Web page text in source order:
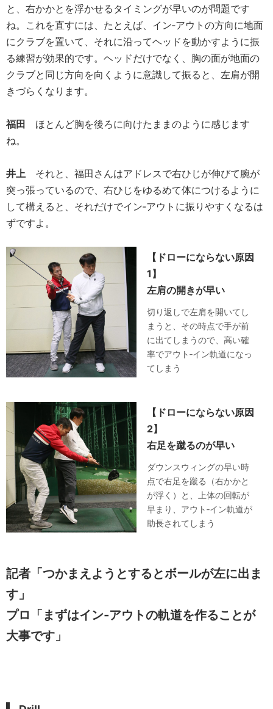
と、右かかとを浮かせるタイミングが早いのが問題です
ね。これを直すには、たとえば、イン‐アウトの方向に地面
にクラブを置いて、それに沿ってヘッドを動かすように振
る練習が効果的です。ヘッドだけでなく、胸の面が地面の
クラブと同じ方向を向くように意識して振ると、左肩が開
きづらくなります。
福田 ほとんど胸を後ろに向けたままのように感じます
ね。
井上 それと、福田さんはアドレスで右ひじが伸びて腕が
突っ張っているので、右ひじをゆるめて体につけるように
して構えると、それだけでイン‐アウトに振りやすくなるは
ずですよ。
【ドローにならない原因
1】
左肩の開きが早い
切り返しで左肩を開いてし
まうと、その時点で手が前
に出てしまうので、高い確
率でアウト‐イン軌道になっ
てしまう
【ドローにならない原因
2】
右足を蹴るのが早い
ダウンスウィングの早い時
点で右足を蹴る（右かかと
が浮く）と、上体の回転が
早まり、アウト‐イン軌道が
助長されてしまう
記者「つかまえようとするとボールが左に出ま
す」
プロ「まずはイン‐アウトの軌道を作ることが
大事です」